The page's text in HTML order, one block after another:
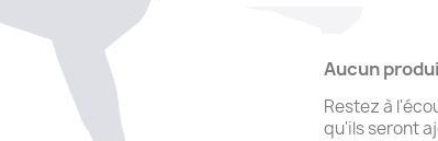
Aucun
Restez à
qu'ils seront